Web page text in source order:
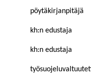
pöytäkirjanpitäjä
kh:n edustaja
kh:n edustaja